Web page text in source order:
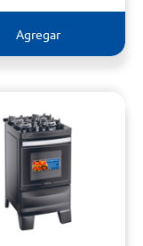
Agregar